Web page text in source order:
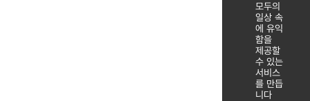
모두의
일상 속
에 유익
함을
제공할
수 있는
서비스
를 만듭
니다